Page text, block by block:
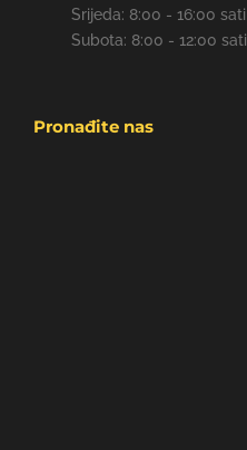
Srijeda: 8:00 - 16:00 sati
Subota: 8:00 - 12:00 sati
Pronađite nas